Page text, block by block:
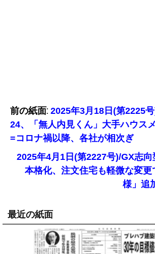
前の紙面: 2025年3月18日(第2225
24、「無人内見くん」大手ハウス
=コロナ禍以降、各社が相次ぎ
2025年4月1日(第2227号)/GX志
本格化、注文住宅も軽微な変
様」追
最近の紙面